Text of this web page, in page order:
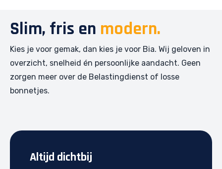
Slim, fris en modern.
Kies je voor gemak, dan kies je voor Bia. Wij geloven in
overzicht, snelheid én persoonlijke aandacht. Geen
zorgen meer over de Belastingdienst of losse
bonnetjes.
Altijd dichtbij